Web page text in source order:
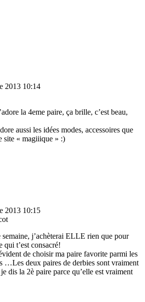
2013 10:14
la 4eme paire, ça brille, c’est beau,
aussi les idées modes, accessoires que
site « magiiique » :)
2013 10:15
semaine, j’achèterai ELLE rien que pour
qui t’est consacré!
de choisir ma paire favorite parmi les
…Les deux paires de derbies sont vraiment
dis la 2è paire parce qu’elle est vraiment